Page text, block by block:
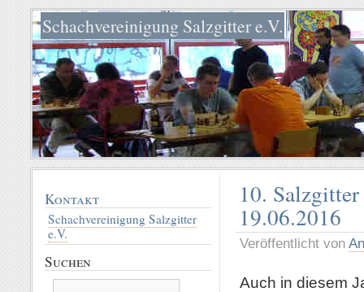
Schachvereinigung Salzgitter e.V.
10.
19.06.2016
Veröffentlicht von
Auch in diesem
Kontakt
Schachvereinigung Salzgitter
e.V.
Suchen